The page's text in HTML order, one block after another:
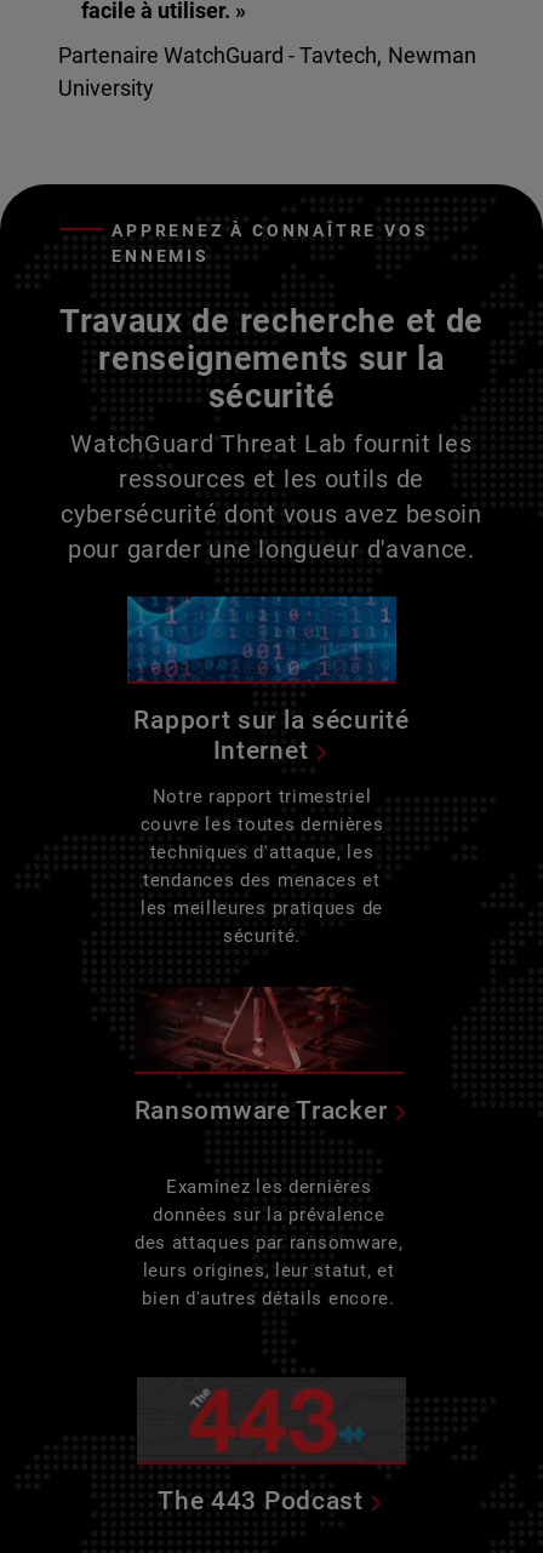
facile à utiliser. »
Partenaire WatchGuard - Tavtech, Newman
University
APPRENEZ À CONNAÎTRE VOS
ENNEMIS
Travaux de recherche et de
renseignements sur la
sécurité
WatchGuard Threat Lab fournit les
ressources et les outils de
cybersécurité dont vous avez besoin
pour garder une longueur d'avance.
Rapport sur la sécurité
Internet
Notre rapport trimestriel
couvre les toutes dernières
techniques d'attaque, les
tendances des menaces et
les meilleures pratiques de
sécurité.
Ransomware Tracker
Examinez les dernières
données sur la prévalence
des attaques par ransomware,
leurs origines, leur statut, et
bien d'autres détails encore.
The 443 Podcast